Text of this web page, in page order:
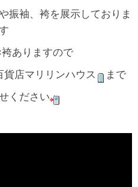
振袖、袴を展示しておりま
ありますので
店マリリンハウス
まで
ください